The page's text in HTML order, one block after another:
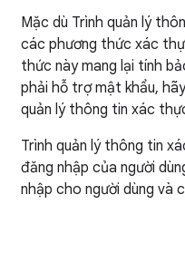
Mặc dù Trình quản lý
các phương thức xác
thức này mang lại tính
phải hỗ trợ mật khẩu,
quản lý thông tin xác
Trình quản lý thông tin
đăng nhập của người
nhập cho người dùng và